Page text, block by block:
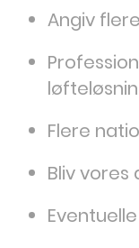
Angiv
Flere
Bliv vores